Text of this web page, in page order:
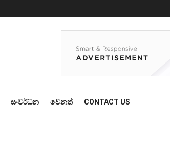
සංවර්ධන වෙනත් CONTACT US